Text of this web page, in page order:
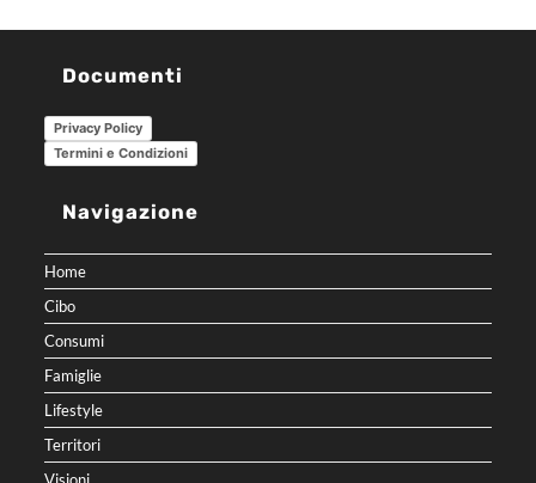
Documenti
Privacy Policy
Termini e Condizioni
Navigazione
Home
Cibo
Consumi
Famiglie
Lifestyle
Territori